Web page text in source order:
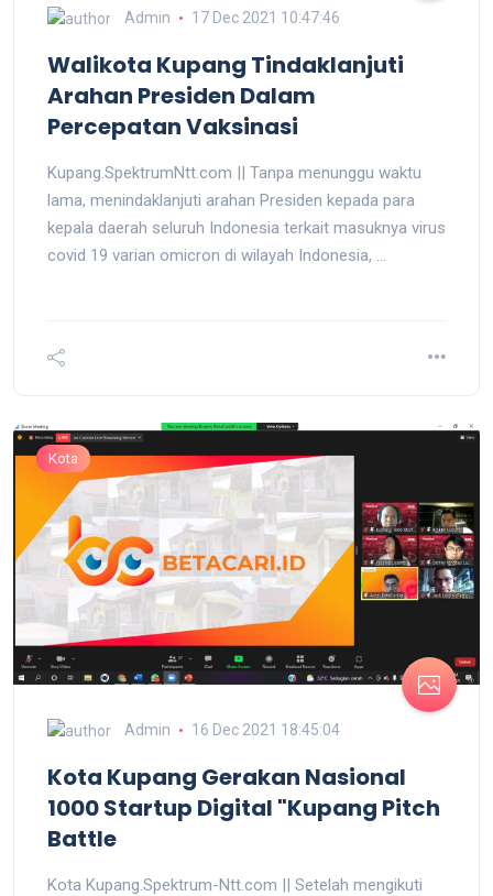
Admin 17 Dec 2021 10:47:46
Walikota Kupang Tindaklanjuti
Arahan Presiden Dalam
Percepatan Vaksinasi
Kupang.SpektrumNtt.com || Tanpa menunggu waktu
lama, menindaklanjuti arahan Presiden kepada para
kepala daerah seluruh Indonesia terkait masuknya virus
covid 19 varian omicron di wilayah Indonesia, ...
Kota
Admin 16 Dec 2021 18:45:04
Kota Kupang Gerakan Nasional
1000 Startup Digital "Kupang Pitch
Battle
Kota Kupang.Spektrum-Ntt.com || Setelah mengikuti